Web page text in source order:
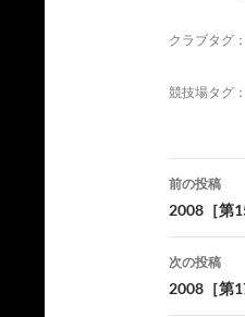
クラブタグ：
競技場タグ：
投
稿
ナ
ビ
前の投稿
2008［第
次の投稿
2008［第